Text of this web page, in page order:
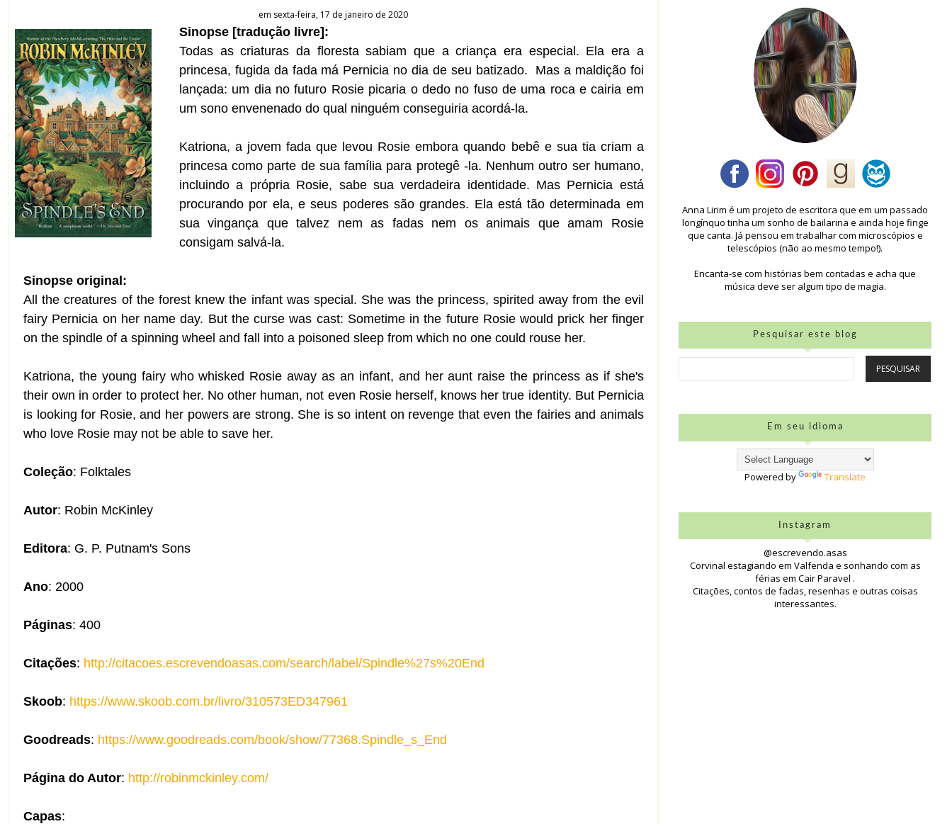
em sexta-feira, 17 de janeiro de 2020
Sinopse [tradução livre]:
Todas as criaturas da floresta sabiam que a criança era especial. Ela era a
princesa, fugida da fada má Pernicia no dia de seu batizado. Mas a maldição foi
lançada: um dia no futuro Rosie picaria o dedo no fuso de uma roca e cairia em
um sono envenenado do qual ninguém conseguiria acordá-la.
Katriona, a jovem fada que levou Rosie embora quando bebê e sua tia criam a
princesa como parte de sua família para protegê -la. Nenhum outro ser humano,
incluindo a própria Rosie, sabe sua verdadeira identidade. Mas Pernicia está
procurando por ela, e seus poderes são grandes. Ela está tão determinada em
sua vingança que talvez nem as fadas nem os animais que amam Rosie
consigam salvá-la.
Sinopse original:
All the creatures of the forest knew the infant was special. She was the princess, spirited away from the evil
fairy Pernicia on her name day. But the curse was cast: Sometime in the future Rosie would prick her finger
on the spindle of a spinning wheel and fall into a poisoned sleep from which no one could rouse her.
Katriona, the young fairy who whisked Rosie away as an infant, and her aunt raise the princess as if she's
their own in order to protect her. No other human, not even Rosie herself, knows her true identity. But Pernicia
is looking for Rosie, and her powers are strong. She is so intent on revenge that even the fairies and animals
who love Rosie may not be able to save her.
Coleção: Folktales
Autor: Robin McKinley
Editora: G. P. Putnam's Sons
Ano: 2000
Páginas: 400
Citações: http://citacoes.escrevendoasas.com/search/label/Spindle%27s%20End
Skoob: https://www.skoob.com.br/livro/310573ED347961
Goodreads: https://www.goodreads.com/book/show/77368.Spindle_s_End
Página do Autor: http://robinmckinley.com/
Capas:
Anna Lirim é um projeto de escritora que em um passado
longínquo tinha um sonho de bailarina e ainda hoje finge
que canta. Já pensou em trabalhar com microscópios e
telescópios (não ao mesmo tempo!).
Encanta-se com histórias bem contadas e acha que
música deve ser algum tipo de magia.
Pesquisar este blog
Em seu idioma
Powered by Translate
Instagram
@escrevendo.asas
Corvinal estagiando em Valfenda e sonhando com as
férias em Cair Paravel .
Citações, contos de fadas, resenhas e outras coisas
interessantes.